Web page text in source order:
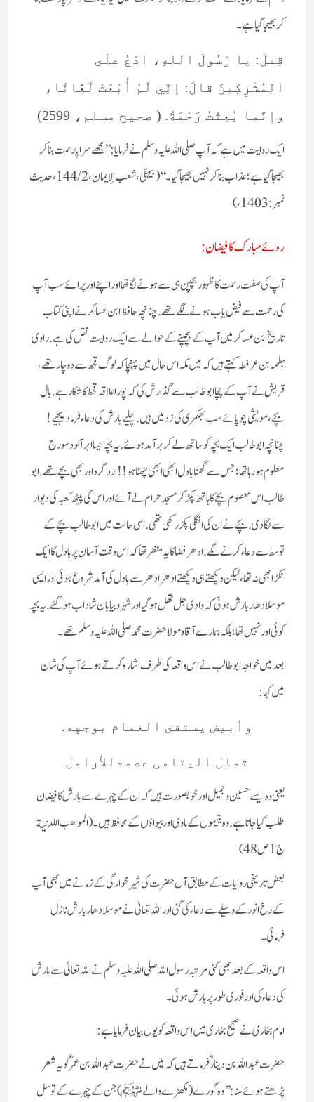
کر بھیجا گیا ہے۔
قِيلَ: يا رَسُولَ اللهِ، ادْعُ علَى
المُشْرِكِينَ قالَ: إنِّي لَمْ أُبْعَثْ لَعَّانًا،
وإنَّما بُعِثْتُ رَحْمَةً. ( صحیح مسلم، 2599)
ایک روایت میں ہے کہ آپ صلی اللہ علیہ وسلم نے فرمایا: ’’مجھے سراپا رحمت بنا کر
بھیجا گیا ہے؛ عذاب بنا کر نہیں بھیجا گیا ۔‘‘(بیہقی، شعب الإيمان، 2 /144، حدیث
نمبر : 1403، )
روئے مبارک کا فیضان :
آپ کی صفت رحمت کا ظہور بچپن ہی سے ہونے لگا تھا اور اپنے اور پرائے سب آپ
کی رحمت سے فیض یاب ہونے لگے تھے. چنا نچہ حافظ ابن عساکر نے اپنی کتاب
تاریخ ابن عساکر میں آپ کے بچپنے کے حوالے سے ایک روایت نقل کی ہے. راوی
جلہمہ بن عرفطہ کہتے ہیں کہ میں مکہ اس حال میں پہنچا کہ لوگ قحط سے دو چار تھے،
قریش نے آپ کے چچا ابو طالب سے گذارش کی کہ پورا علا قہ قحط کا شکار ہے. بال
بچے، مویشی چوپائے سب بھکمری کی زد میں ہیں. چلیے بارش کی دعاء فرما دیجیے!
چنانچہ ابو طالب ایک بچہ کو ساتھ لے کر برآمد ہوئے. یہ بچہ ایسا ابر آلود سورج
معلوم ہورہا تھا؛ جس سے گھنا با دل ابھی ابھی چھٹا ہو!! اردگرد اور بھی بچے تھے. ابو
طالب اس معصوم بچے کا ہاتھ پکڑ کر مسجد حرام لے آئے اور اس کی پیٹھ کعبہ کی دیوار
سے لگا دی. بچے نے ان کی انگلی پکڑ رکھی تھی. اسی حالت میں ابو طالب بچے کے
توسط سے دعاء کرنے لگے. ادھر فضا کا یہ منظر تھا کہ اس وقت آسان پر بادل کا ایک
ٹکڑا بھی نہ تھا ، لیکن دیکھتے ہی دیکھتے ادھر ادھر سے بادل کی آمد شروع ہوئی اور ایسی
موسلا دھار بارش ہوئی کہ وادی جل تھل ہو گیا اور شہر و بیابان شاداب ہو گئے. یہ بچہ
کوئی اور نہیں تھا؛ بلکہ ہمارے آقا و مولا حضرت محمد صلی اللہ علیہ وسلم تھے۔
بعد میں خواجہ ابوطالب نے اس واقعہ کی طرف اشارہ کرتے ہوئے آپ کی شان
میں کہا:
وأبيض يستقى الغمام بوجهه.
ثمال الیتامی عصمۃللأرامل
یعنی وہ ایسے حسین و جمیل اور خوبصورت ہیں کہ ان کے چہرے سے بارش کا فیضان
طلب کیا جاتا ہے. وہ یتیموں کے ماوی اور بیواؤں کے محافظ ہیں۔(المواهب اللدنية
ج1 ص48)
بعض تاریخی روایات کے مطابق آں حضرت کی شیر خوارگی کے زمانے میں بھی آپ
کے رخ انور کے وسیلے سے دعاء کی گئی اور اللہ تعالیٰ نے موسلا دھار بارش نازل
فرمائی۔
اس واقعہ کے بعد بھی کئی مرتبہ رسول اللہ صلی اللہ علیہ وسلم نے اللہ تعالیٰ سے بارش
کی دعاء کی اور فوری طور پر بارش ہوئی۔
امام بخاری نے صحیح بخاری میں اس واقعہ کو یوں بیان فرمایا ہے :
حضرت عبداللہ بن دینار ؓفرماتے ہیں کہ میں نے حضرت عبد اللہ بن عمرؓ کو یہ شعر
پڑھتے ہوئے سنا: ’’وہ گورے (مکھڑے والے ﷺ) جن کے چہرے کے توسل